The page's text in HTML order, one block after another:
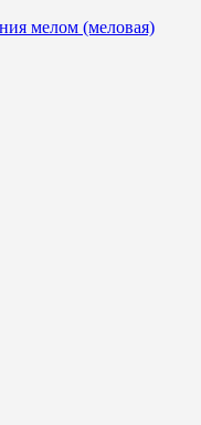
мелом (меловая)